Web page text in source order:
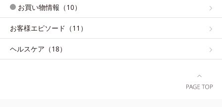
お買い物情報（10）
お客様エピソード（11）
ヘルスケア（18）